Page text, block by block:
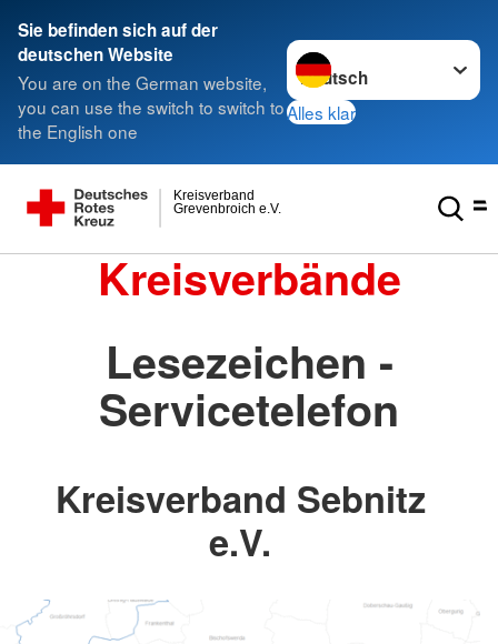
Sie befinden sich auf der
deutschen Website
You are on the German website,
you can use the switch to switch to
the English one
Sprache wechseln zu
Alles klar
Grevenbroich e.V.
Kreisverband
Kreisverbände
Lesezeichen -
Servicetelefon
Kreisverband Sebnitz
e.V.